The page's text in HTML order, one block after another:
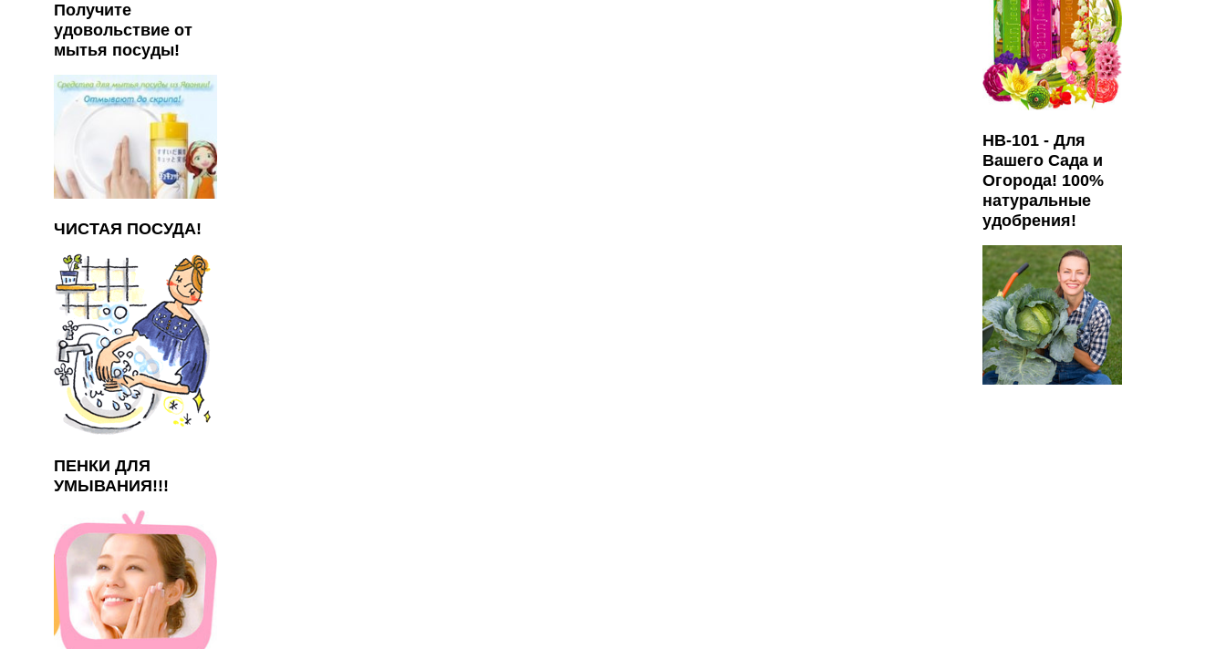
Получите
удовольствие от
мытья посуды!
ЧИСТАЯ ПОСУДА!
ПЕНКИ ДЛЯ
УМЫВАНИЯ!!!
HB-101 - Для
Вашего Сада и
Огорода! 100%
натуральные
удобрения!